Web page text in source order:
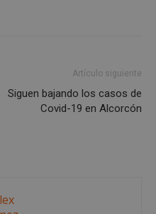
Artículo siguiente
Siguen bajando los casos de
Covid-19 en Alcorcón